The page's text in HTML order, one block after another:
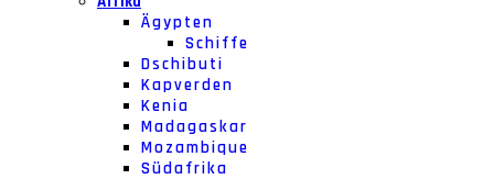
Ägypten
Schiffe
Dschibuti
Kapverden
Kenia
Madagaskar
Mozambique
Südafrika